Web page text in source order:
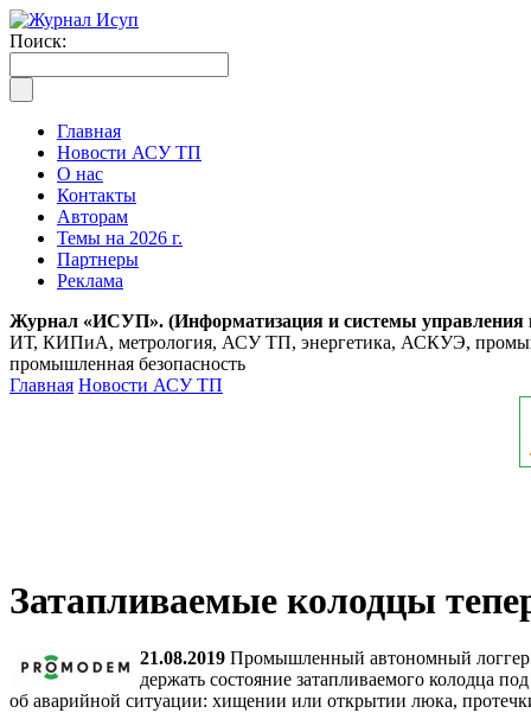
Поиск:
Главная
Новости АСУ ТП
О нас
Контакты
Авторам
Темы на 2026 г.
Партнеры
Реклама
Журнал «ИСУП». (Информатизация и системы
ИТ, КИПиА, метрология, АСУ ТП, энергетика, АСКУЭ,
промышленная безопасность
Главная Новости АСУ ТП
Затапливаемые колодцы
21.08.2019 Промышленный автономный логгер
держать состояние затапливаемого колодца
об аварийной ситуации: хищении или открытии люка,